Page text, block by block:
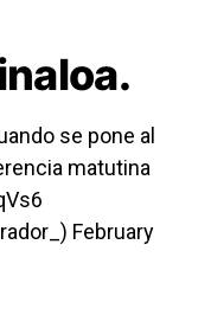
se pone al
matutina
February